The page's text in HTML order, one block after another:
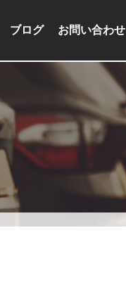
ブログ お問い合わせ